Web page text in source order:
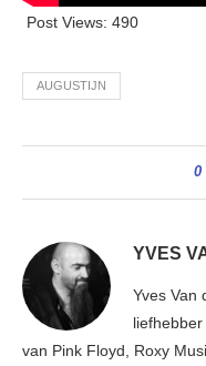
Post Views: 490
AUGUSTIJN
0
YVES
Yves Van
van Pink Floyd, Roxy